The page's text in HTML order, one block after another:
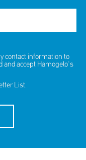
contact information to
and accept Hamogelo's
List.